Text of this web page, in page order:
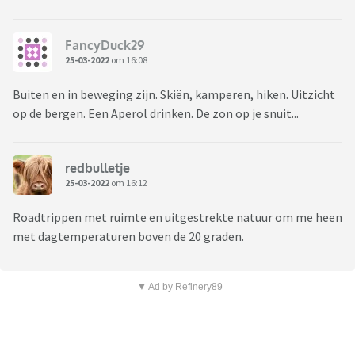
FancyDuck29
25-03-2022 om 16:08
Buiten en in beweging zijn. Skiën, kamperen, hiken. Uitzicht
op de bergen. Een Aperol drinken. De zon op je snuit...
redbulletje
25-03-2022 om 16:12
Roadtrippen met ruimte en uitgestrekte natuur om me heen
met dagtemperaturen boven de 20 graden.
▼ Ad by Refinery89